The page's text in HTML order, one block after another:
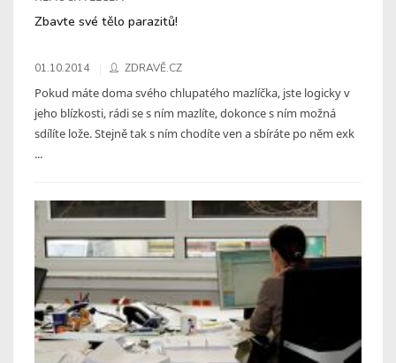
Zbavte své tělo parazitů!
01.10.2014 ZDRAVĚ.CZ
Pokud máte doma svého chlupatého mazlíčka, jste logicky v
jeho blízkosti, rádi se s ním mazlíte, dokonce s ním možná
sdílíte lože. Stejně tak s ním chodíte ven a sbíráte po něm exk
...